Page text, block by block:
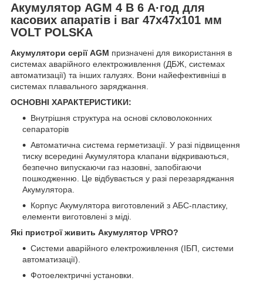
Акумулятор AGM 4 В 6 А·год для
касових апаратів і ваг 47x47x101 мм
VOLT POLSKA
Акумулятори серії AGM призначені для використання в
системах аварійного електроживлення (ДБЖ, системах
автоматизації) та інших галузях. Вони найефективніші в
системах плавального заряджання.
ОСНОВНІ ХАРАКТЕРИСТИКИ:
Внутрішня структура на основі скловолоконних
сепараторів
Автоматична система герметизації. У разі підвищення
тиску всередині Акумулятора клапани відкриваються,
безпечно випускаючи газ назовні, запобігаючи
пошкодженню. Це відбувається у разі перезаряджання
Акумулятора.
Корпус Акумулятора виготовлений з АБС-пластику,
елементи виготовлені з міді.
Які пристрої живить Акумулятор VPRO?
Системи аварійного електроживлення (ІБП, системи
автоматизації).
Фотоелектричні установки.